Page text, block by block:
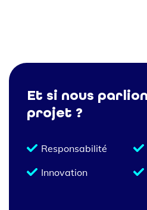
Et si nous
projet ?
Responsabilité
Innovation